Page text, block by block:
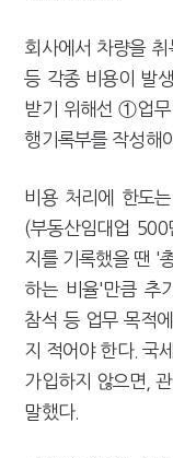
회사에서 차량을 취
등 각종 비용이 발
받기 위해선 ①업
행기록부를 작성해
비용 처리에 한도
(부동산임대업 500
지를 기록했을 땐 '
하는 비율'만큼 추
참석 등 업무 목적
지 적어야 한다. 국
가입하지 않으면,
말했다.